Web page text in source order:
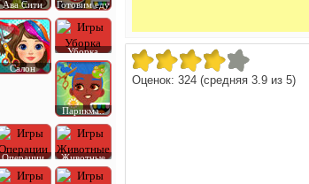
Оценок:324 (средняя3.9 из5)
Ава Сити Готовим еду
Салон
Уборка
Парикма..
Операции Животные